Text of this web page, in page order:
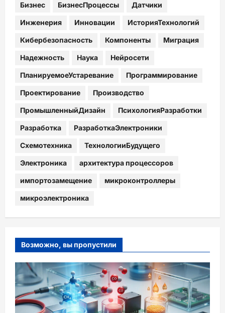
Бизнес БизнесПроцессы Датчики
Инженерия Инновации ИсторияТехнологий
Кибербезопасность Компоненты Миграция
Надежность Наука Нейросети
ПланируемоеУстаревание Программирование
Проектирование Производство
ПромышленныйДизайн ПсихологияРазработки
Разработка РазработкаЭлектроники
Схемотехника ТехнологииБудущего
Электроника архитектура процессоров
импортозамещение микроконтроллеры
микроэлектроника
Возможно, вы пропустили